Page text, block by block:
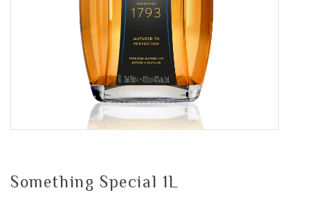
Something Special 1L